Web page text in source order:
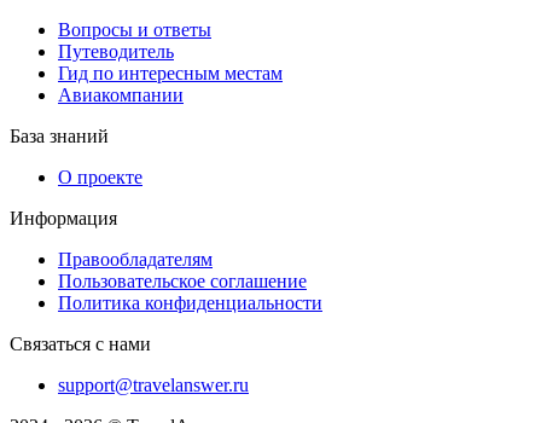
Вопросы и ответы
Путеводитель
Гид по интересным местам
Авиакомпании
База знаний
О проекте
Информация
Правообладателям
Пользовательское соглашение
Политика конфиденциальности
Связаться с нами
support@travelanswer.ru